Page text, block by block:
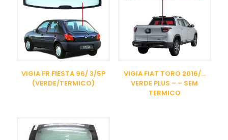
VIGIA FR FIESTA 96/ 3/5P
(VERDE/TERMICO)
VIGIA FIAT TORO 2016/…
VERDE PLUS – – SEM
TERMICO